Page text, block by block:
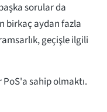
sorular da
birkaç aydan fazla
geçişle ilgili
sahip olmaktı.